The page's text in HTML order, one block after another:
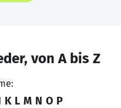
von A bis Z
K L M N O P